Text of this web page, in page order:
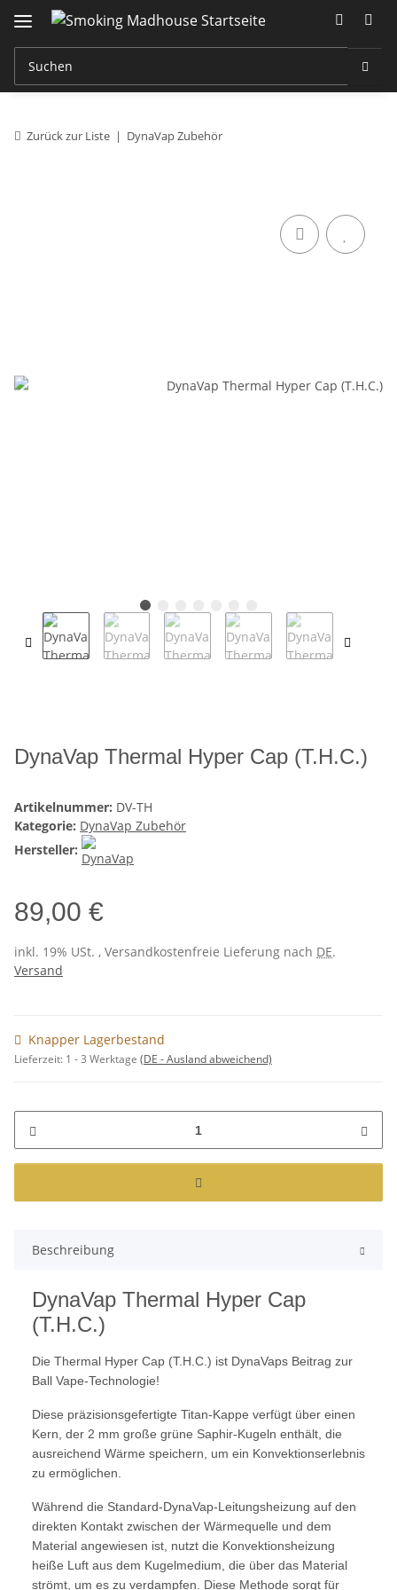
Zurück zur Liste DynaVap Zubehör
DynaVap Thermal Hyper Cap (T.H.C.)
Artikelnummer: DV-TH
Kategorie: DynaVap Zubehör
Hersteller:
89,00 €
inkl. 19% USt. , Versandkostenfreie Lieferung nach DE.
Versand
Knapper Lagerbestand
Lieferzeit: 1 - 3 Werktage (DE - Ausland abweichend)
Beschreibung
DynaVap Thermal Hyper Cap
(T.H.C.)
Die Thermal Hyper Cap (T.H.C.) ist DynaVaps Beitrag zur
Ball Vape-Technologie!
Diese präzisionsgefertigte Titan-Kappe verfügt über einen
Kern, der 2 mm große grüne Saphir-Kugeln enthält, die
ausreichend Wärme speichern, um ein Konvektionserlebnis
zu ermöglichen.
Während die Standard-DynaVap-Leitungsheizung auf den
direkten Kontakt zwischen der Wärmequelle und dem
Material angewiesen ist, nutzt die Konvektionsheizung
heiße Luft aus dem Kugelmedium, die über das Material
strömt, um es zu verdampfen. Diese Methode sorgt für